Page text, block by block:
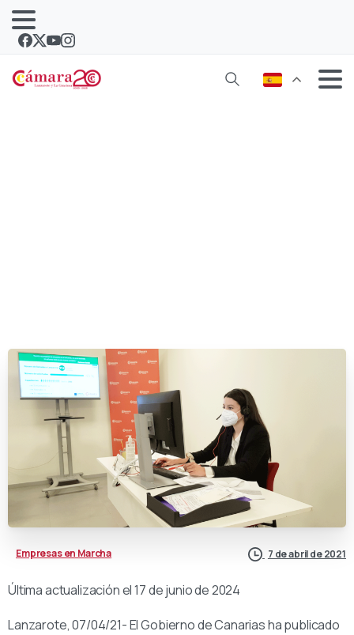
Empresas en Marcha 7 de abril de 2021
Última actualización el 17 de junio de 2024
Lanzarote, 07/04/21- El Gobierno de Canarias ha publicado